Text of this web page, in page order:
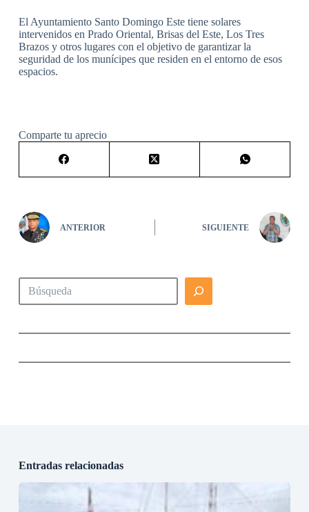
El Ayuntamiento Santo Domingo Este tiene solares
intervenidos en Prado Oriental, Brisas del Este, Los Tres
Brazos y otros lugares con el objetivo de garantizar la
seguridad de los munícipes que residen en el entorno de esos
espacios.
Comparte tu aprecio
ANTERIOR SIGUIENTE
Buscar
Entradas relacionadas